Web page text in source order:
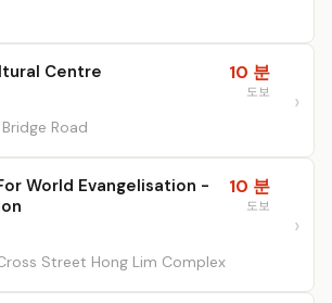
Centre
Road
10 분
도보
World Evangelisation -
Street Hong Lim Complex
10 분
도보